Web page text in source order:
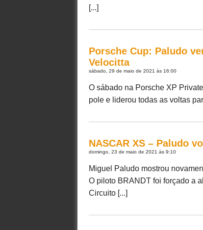
[...]
Porsche Cup: Paludo
Velocitta
sábado, 29 de maio de 2021 às 16:00
O sábado na Porsche XP
pole e liderou todas as voltas
NASCAR XS – Paludo
domingo, 23 de maio de 2021 às 9:10
Miguel Paludo mostrou
O piloto BRANDT foi forçado a
Circuito [...]